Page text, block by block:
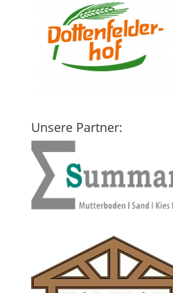
Unsere Partner: